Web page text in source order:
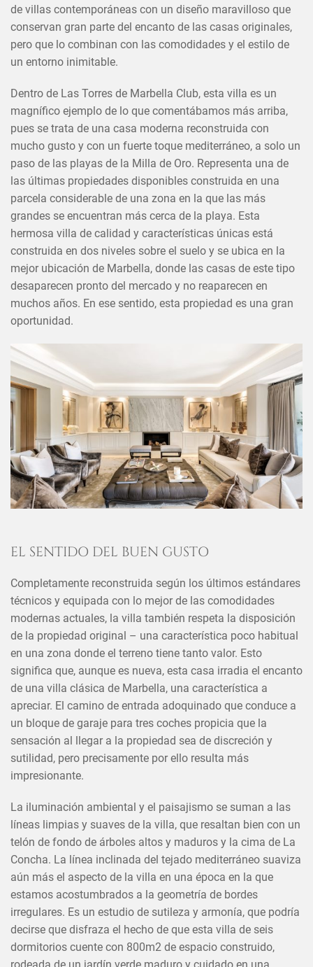
de villas contemporáneas con un diseño maravilloso que
conservan gran parte del encanto de las casas originales,
pero que lo combinan con las comodidades y el estilo de
un entorno inimitable.
Dentro de Las Torres de Marbella Club, esta villa es un
magnífico ejemplo de lo que comentábamos más arriba,
pues se trata de una casa moderna reconstruida con
mucho gusto y con un fuerte toque mediterráneo, a solo un
paso de las playas de la Milla de Oro. Representa una de
las últimas propiedades disponibles construida en una
parcela considerable de una zona en la que las más
grandes se encuentran más cerca de la playa. Esta
hermosa villa de calidad y características únicas está
construida en dos niveles sobre el suelo y se ubica en la
mejor ubicación de Marbella, donde las casas de este tipo
desaparecen pronto del mercado y no reaparecen en
muchos años. En ese sentido, esta propiedad es una gran
oportunidad.
EL SENTIDO DEL BUEN GUSTO
Completamente reconstruida según los últimos estándares
técnicos y equipada con lo mejor de las comodidades
modernas actuales, la villa también respeta la disposición
de la propiedad original – una característica poco habitual
en una zona donde el terreno tiene tanto valor. Esto
significa que, aunque es nueva, esta casa irradia el encanto
de una villa clásica de Marbella, una característica a
apreciar. El camino de entrada adoquinado que conduce a
un bloque de garaje para tres coches propicia que la
sensación al llegar a la propiedad sea de discreción y
sutilidad, pero precisamente por ello resulta más
impresionante.
La iluminación ambiental y el paisajismo se suman a las
líneas limpias y suaves de la villa, que resaltan bien con un
telón de fondo de árboles altos y maduros y la cima de La
Concha. La línea inclinada del tejado mediterráneo suaviza
aún más el aspecto de la villa en una época en la que
estamos acostumbrados a la geometría de bordes
irregulares. Es un estudio de sutileza y armonía, que podría
decirse que disfraza el hecho de que esta villa de seis
dormitorios cuente con 800m2 de espacio construido,
COMPARTIR ESTE ARTÍCULO×